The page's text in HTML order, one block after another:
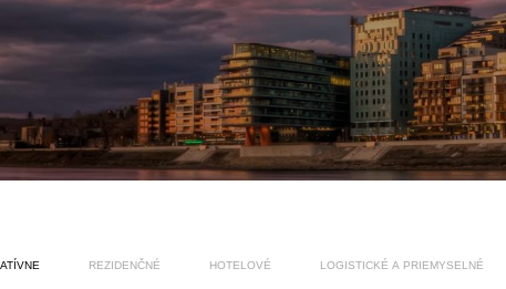
REZIDENČNÉ HOTELOVÉ LOGISTICKÉ A PRIEMYSELNÉ